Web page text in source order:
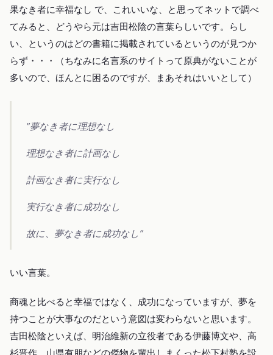
果なき者に幸福なし で、これいいな、と思ってネットで調べ
てみると、どうやら元は吉田松陰の言葉らしいです。らし
い、というのはどの書籍に掲載されているというのが見つか
らず・・・（ちなみに名言系のサイトって原典がないことが
多いので、ほんとに困るのですが、まあそれはいいとして）
”夢なき者に理想なし
理想なき者に計画なし
計画なき者に実行なし
実行なき者に成功なし
故に、夢なき者に成功なし”
いい言葉。
商魂と比べると幸福ではなく、成功になっていますが、夢を
持つことが大事なのだという意図は変わらないと思います。
吉田松陰といえば、明治維新の立役者である伊藤博文や、高
杉晋作、山県有朋などの傑物を輩出しまくった松下村塾を設